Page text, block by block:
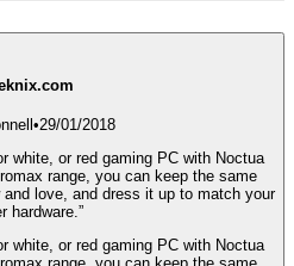
•29/01/2018
white, or red gaming PC with Noctua
range, you can keep the same
and love, and dress it up to match your
hardware.”
white, or red gaming PC with Noctua